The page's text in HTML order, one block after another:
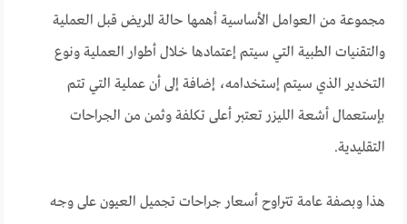
مجموعة من العوامل الأساسية أهمها حالة المريض قبل العملية
والتقنيات الطبية التي سيتم إعتمادها خلال أطوار العملية ونوع
التخدير الذي سيتم إستخدامه، إضافة إلى أن عملية التي تتم
بإستعمال أشعة الليزر تعتبر أعلى تكلفة وثمن من الجراحات
التقليدية.
هذا وبصفة عامة تتراوح أسعار جراحات تجميل العيون على وجه